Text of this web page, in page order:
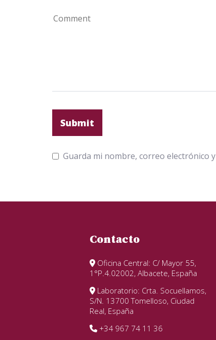
Guarda mi nombre, correo electrónico
Contacto
Oficina Central: C/ Mayor 55,
1°P.4.02002, Albacete, España
Laboratorio: Crta. Socuellamos,
S/N. 13700 Tomelloso, Ciudad
Real, España
+34 967 74 11 36